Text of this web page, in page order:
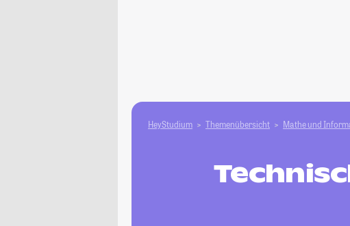
HeyStudium Themenübersicht Mathe und